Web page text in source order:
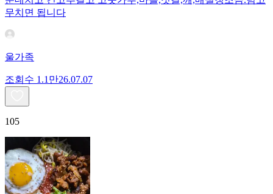
무치면 됩니다
울가족
조회수 1.1만26.07.07
105